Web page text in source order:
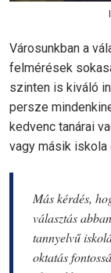
Városunkban a
felmérések
szinten is kiváló
persze
kedvenc tanárai
vagy másik iskola
Más kérdés,
választás
tannyelvű
oktatás